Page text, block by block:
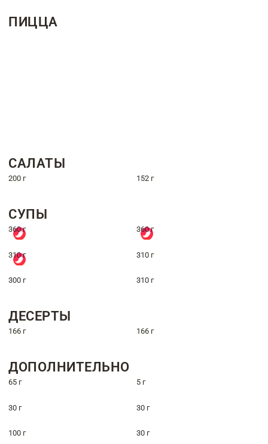
ПИЦЦА
САЛАТЫ
200 г 152 г
СУПЫ
360 г 360 г
310 г 310 г
300 г 310 г
ДЕСЕРТЫ
166 г 166 г
ДОПОЛНИТЕЛЬНО
65 г 5 г
30 г 30 г
100 г 30 г